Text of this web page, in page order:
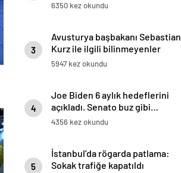
6350 kez okundu
3
Avusturya başbakanı Sebastian
Kurz ile ilgili bilinmeyenler
5947 kez okundu
4
Joe Biden 6 aylık hedeflerini
açıkladı. Senato buz gibi…
4356 kez okundu
5
İstanbul’da rögarda patlama:
Sokak trafiğe kapatıldı